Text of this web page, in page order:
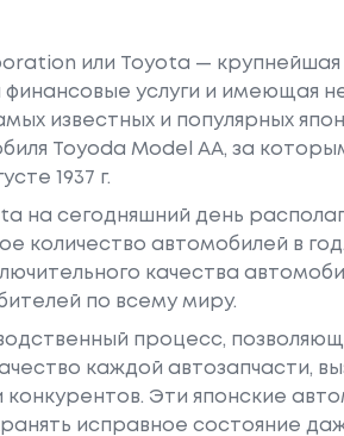
или Toyota — крупнейшая
услуги и имеющая
известных и популярных
Toyoda Model AA, за
1937 г.
на сегодняшний день
количество автомобилей в
качества
по всему миру.
процесс,
каждой автозапчасти,
конкурентов. Эти японские
исправное состояние